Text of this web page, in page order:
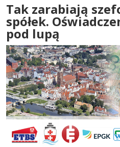
Tak zarabiają
spółek.
pod lupą